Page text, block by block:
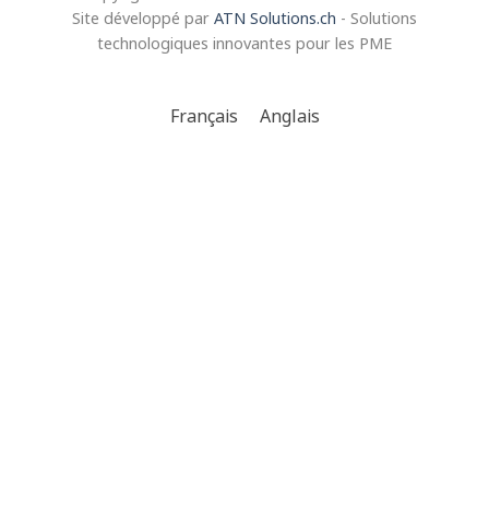
Site développé par ATN Solutions.ch - Solutions
technologiques innovantes pour les PME
Français Anglais